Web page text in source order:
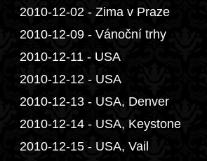
2010-12-02 - Zima v Praze
2010-12-09 - Vánoční trhy
2010-12-11 - USA
2010-12-12 - USA
2010-12-13 - USA, Denver
2010-12-14 - USA, Keystone
2010-12-15 - USA, Vail